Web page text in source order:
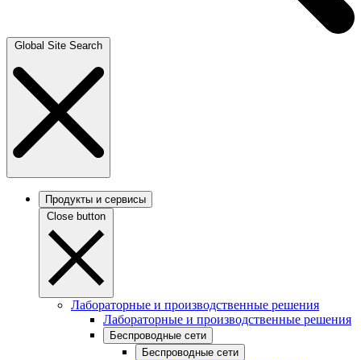
Global Site Search
Продукты и сервисы
Close button
Лабораторные и производственные решения
Лабораторные и производственные решения
Беспроводные сети
Беспроводные сети